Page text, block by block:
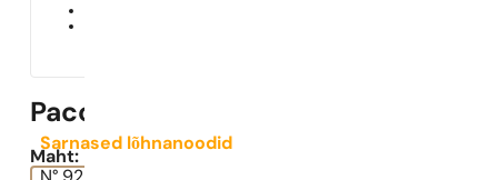
Sarnased lõhnanoodid
Paco Rabanne | 1 Million Elixir
Maht: